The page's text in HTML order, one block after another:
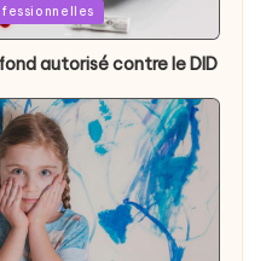
autorisé contre le DID